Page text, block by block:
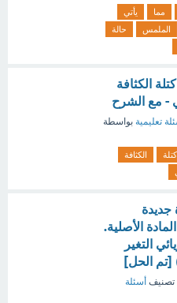
مما
يأتي
الملمس
حالة
الكثافة
- مع الشرح
تعليمية بواسطة
كتلة
الكثافة
جديدة
الأصلية.
التغير
أسئلة